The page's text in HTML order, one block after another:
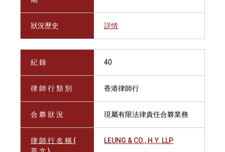
狀況歷史 詳情
紀 錄 40
律 師 行 類 別 香港律師行
合 夥 狀 況 現屬有限法律責任合夥業務
律 師 行 名 稱 (
LEUNG & CO., H.Y. LLP